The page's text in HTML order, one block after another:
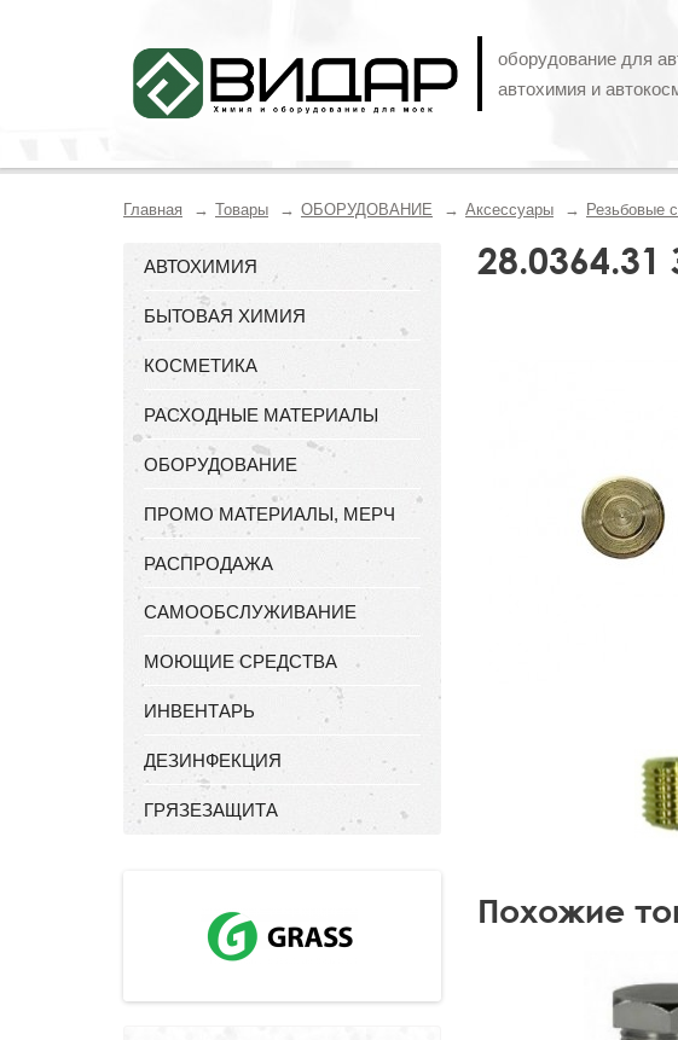
оборудование для
автохимия и
Главная Товары ОБОРУДОВАНИЕ Аксессуары Резьбовые
АВТОХИМИЯ
БЫТОВАЯ ХИМИЯ
КОСМЕТИКА
РАСХОДНЫЕ МАТЕРИАЛЫ
ОБОРУДОВАНИЕ
ПРОМО МАТЕРИАЛЫ, МЕРЧ
РАСПРОДАЖА
САМООБСЛУЖИВАНИЕ
МОЮЩИЕ СРЕДСТВА
ИНВЕНТАРЬ
ДЕЗИНФЕКЦИЯ
ГРЯЗЕЗАЩИТА
Похожие